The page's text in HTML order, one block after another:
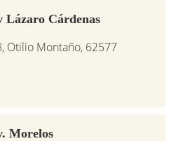
Lázaro Cárdenas
Otilio Montaño, 62577
Morelos